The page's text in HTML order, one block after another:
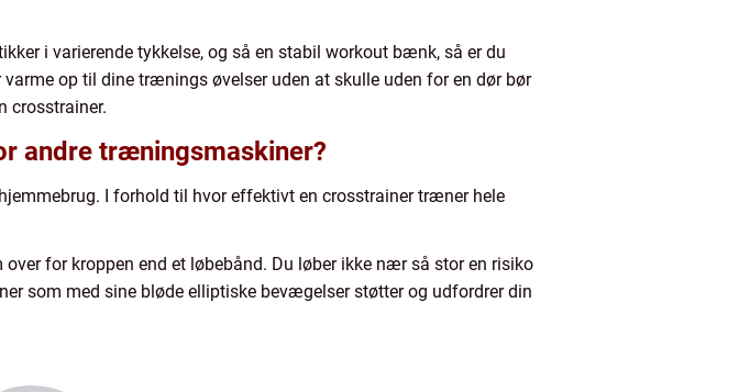
i varierende tykkelse, og så en stabil workout bænk, så er du
op til dine trænings øvelser uden at skulle uden for en dør bør
crosstrainer.
andre træningsmaskiner?
I forhold til hvor effektivt en crosstrainer træner hele
for kroppen end et løbebånd. Du løber ikke nær så stor en risiko
som med sine bløde elliptiske bevægelser støtter og udfordrer din